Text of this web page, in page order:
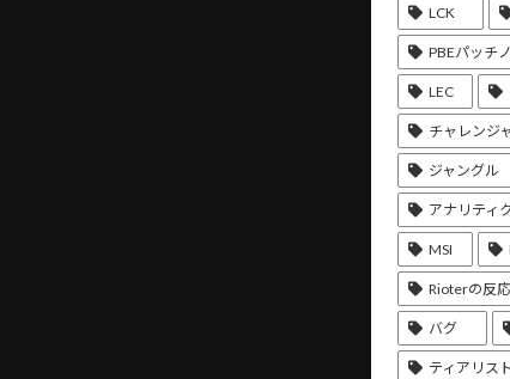
LCK
PBEパッチ
LEC
チャレンジ
ジャングル
アナリティ
MSI
Rioterの反応
バグ
ティアリスト